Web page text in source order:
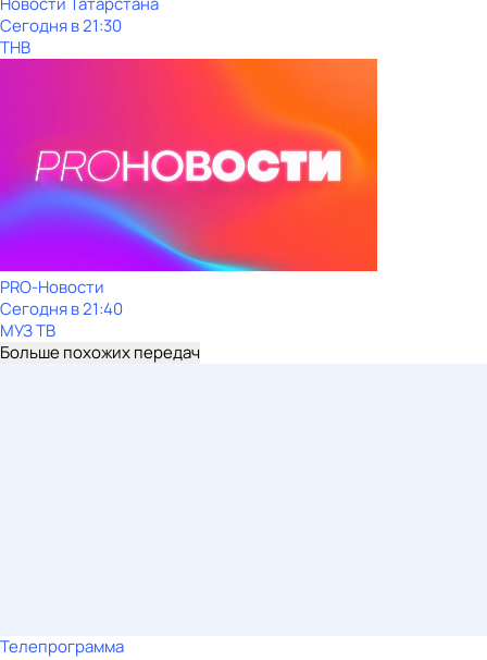
Сегодня в 21:30
ТНВ
PRO-Новости
Сегодня в 21:40
МУЗ ТВ
Больше похожих передач
Телепрограмма